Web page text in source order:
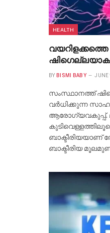
HEALTH
BY BISMI BABY JUNE
സംസ്ഥാനത്ത്
വർധിക്കുന്ന
ആരോഗ്യവകുപ്പ്.
ബാക്ടീരിയ